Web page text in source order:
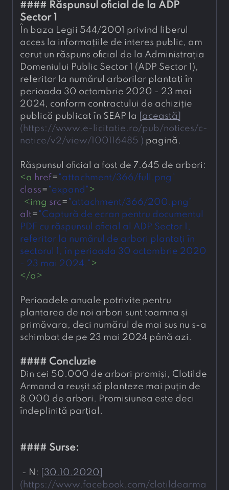
#### Răspunsul oficial de la ADP
Sector 1
În baza Legii 544/2001 privind liberul
acces la informațiile de interes public, am
cerut un răspuns oficial de la Administrația
Domeniului Public Sector 1 (ADP Sector 1),
referitor la numărul arborilor plantați în
perioada 30 octombrie 2020 - 23 mai
2024, conform contractului de achiziție
publică publicat în SEAP la
această
( https://www.e-licitatie.ro/pub/notices/c-
notice/v2/view/100116485 ) pagină.
Răspunsul oficial a fost de 7.645 de arbori:
<a href= "attachment/366/full.png"
class= "expand">
<img src= "attachment/366/200.png"
alt= "Captură de ecran pentru documentul
PDF cu răspunsul oficial al ADP Sector 1,
referitor la numărul de arbori plantați în
sectorul 1, în perioada 30 octombrie 2020
- 23 mai 2024.">
</a>
Perioadele anuale potrivite pentru
plantarea de noi arbori sunt toamna și
primăvara, deci numărul de mai sus nu s-a
schimbat de pe 23 mai 2024 până azi.
#### Concluzie
Din cei 50.000 de arbori promiși, Clotilde
Armand a reușit să planteze mai puțin de
8.000 de arbori. Promisiunea este deci
îndeplinită parțial.
#### Surse:
- N: 30.10.2020
( https://www.facebook.com/clotildearma